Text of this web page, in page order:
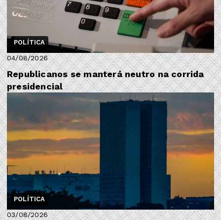
POLÍTICA
04/08/2026
Republicanos se manterá neutro na corrida
presidencial
POLÍTICA
03/08/2026